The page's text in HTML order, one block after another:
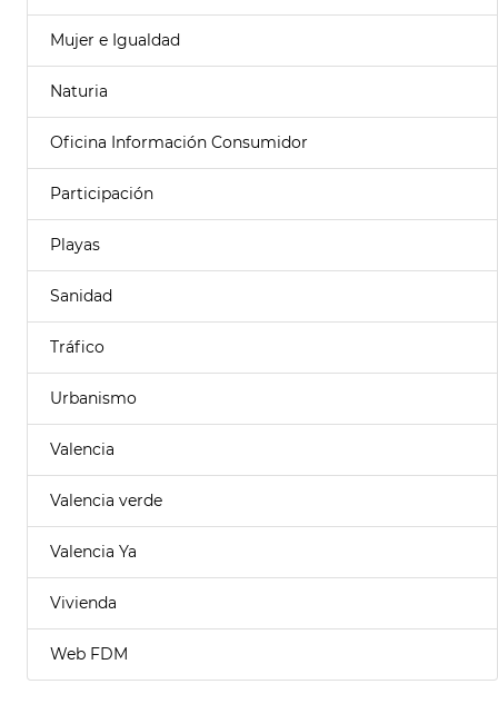
Mujer e Igualdad
Naturia
Oficina Información Consumidor
Participación
Playas
Sanidad
Tráfico
Urbanismo
Valencia
Valencia verde
Valencia Ya
Vivienda
Web FDM